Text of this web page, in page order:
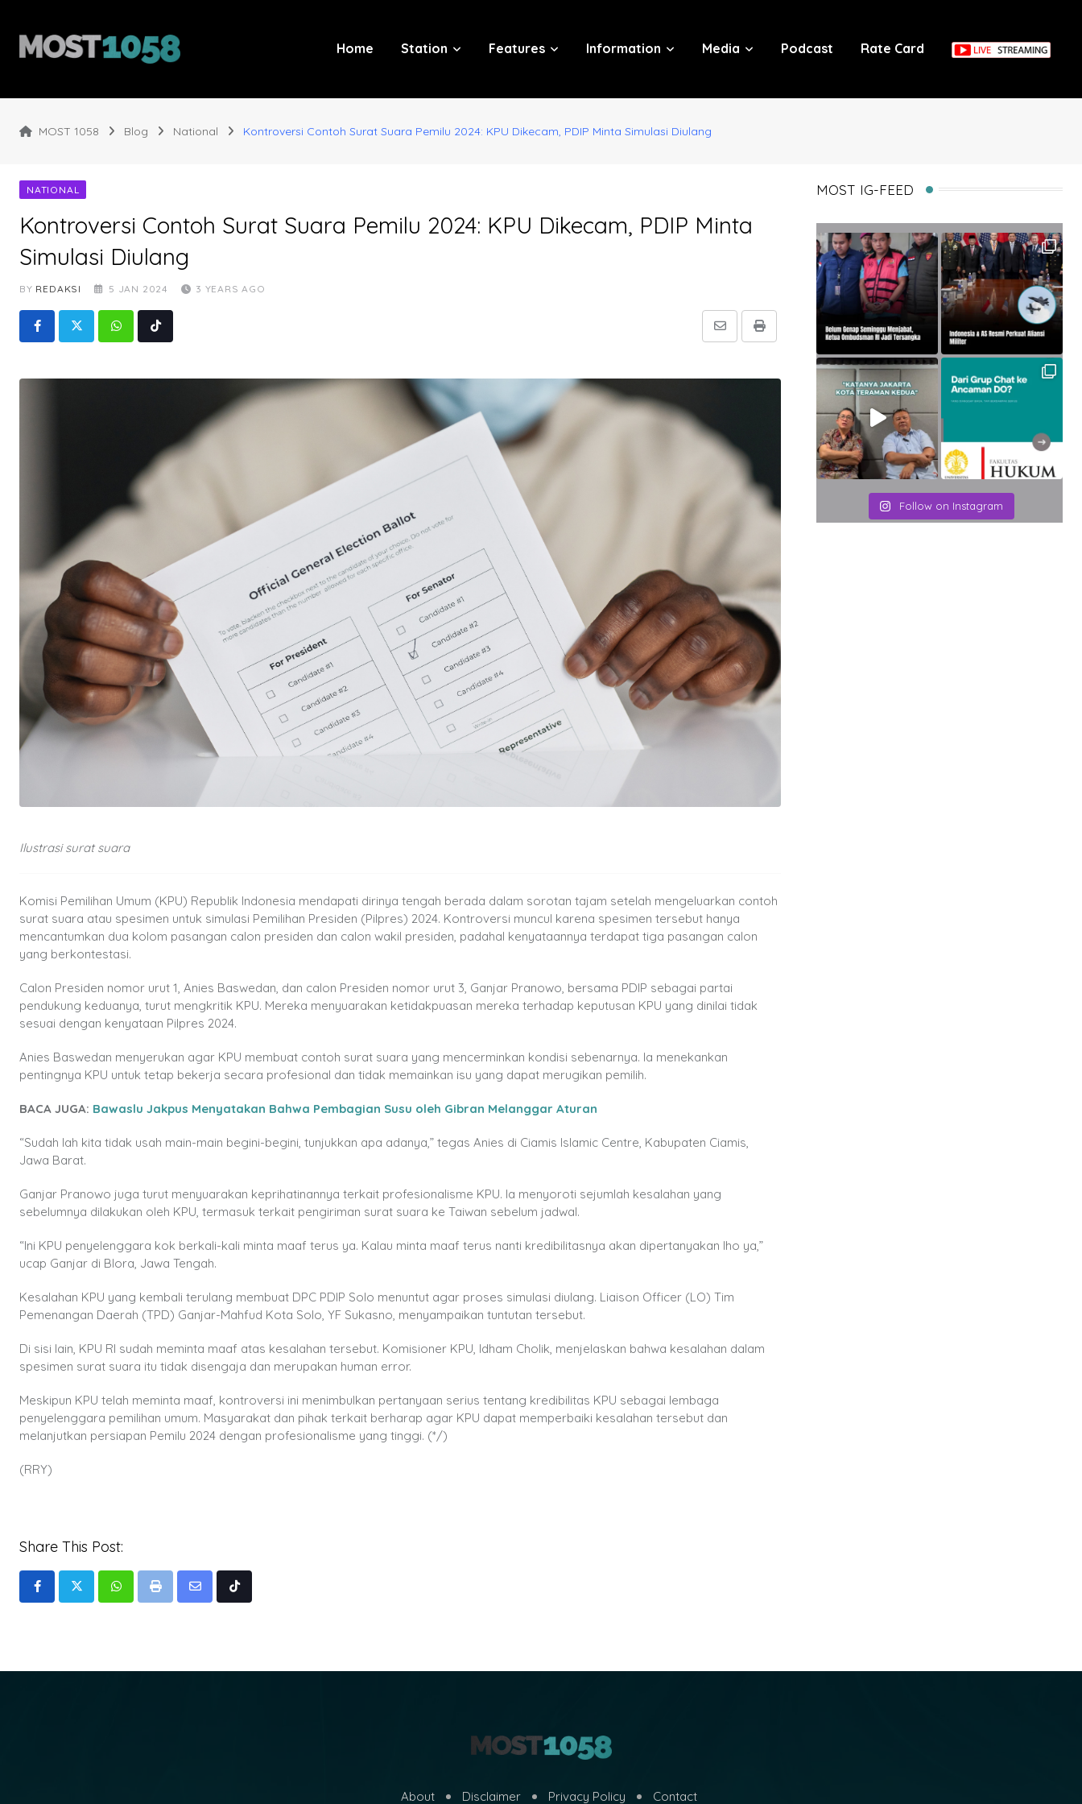
content
Home Station Features Information Media Podcast Rate Card
MOST 1058 Blog National Kontroversi Contoh Surat Suara Pemilu 2024: KPU Dikecam, PDIP Minta Simulasi Diulang
NATIONAL
Kontroversi Contoh Surat Suara Pemilu 2024: KPU Dikecam, PDIP Minta
Simulasi Diulang
BY REDAKSI 5 JAN 2024 3 YEARS AGO
Whatsapp Print
Share
Tiktok
Ilustrasi surat suara
Komisi Pemilihan Umum (KPU) Republik Indonesia mendapati dirinya tengah berada dalam sorotan tajam setelah mengeluarkan contoh
surat suara atau spesimen untuk simulasi Pemilihan Presiden (Pilpres) 2024. Kontroversi muncul karena spesimen tersebut hanya
mencantumkan dua kolom pasangan calon presiden dan calon wakil presiden, padahal kenyataannya terdapat tiga pasangan calon
yang berkontestasi.
Calon Presiden nomor urut 1, Anies Baswedan, dan calon Presiden nomor urut 3, Ganjar Pranowo, bersama PDIP sebagai partai
pendukung keduanya, turut mengkritik KPU. Mereka menyuarakan ketidakpuasan mereka terhadap keputusan KPU yang dinilai tidak
sesuai dengan kenyataan Pilpres 2024.
Anies Baswedan menyerukan agar KPU membuat contoh surat suara yang mencerminkan kondisi sebenarnya. Ia menekankan
pentingnya KPU untuk tetap bekerja secara profesional dan tidak memainkan isu yang dapat merugikan pemilih.
BACA JUGA: Bawaslu Jakpus Menyatakan Bahwa Pembagian Susu oleh Gibran Melanggar Aturan
“Sudah lah kita tidak usah main-main begini-begini, tunjukkan apa adanya,” tegas Anies di Ciamis Islamic Centre, Kabupaten Ciamis,
Jawa Barat.
Ganjar Pranowo juga turut menyuarakan keprihatinannya terkait profesionalisme KPU. Ia menyoroti sejumlah kesalahan yang
sebelumnya dilakukan oleh KPU, termasuk terkait pengiriman surat suara ke Taiwan sebelum jadwal.
“Ini KPU penyelenggara kok berkali-kali minta maaf terus ya. Kalau minta maaf terus nanti kredibilitasnya akan dipertanyakan lho ya,”
ucap Ganjar di Blora, Jawa Tengah.
Kesalahan KPU yang kembali terulang membuat DPC PDIP Solo menuntut agar proses simulasi diulang. Liaison Officer (LO) Tim
Pemenangan Daerah (TPD) Ganjar-Mahfud Kota Solo, YF Sukasno, menyampaikan tuntutan tersebut.
Di sisi lain, KPU RI sudah meminta maaf atas kesalahan tersebut. Komisioner KPU, Idham Cholik, menjelaskan bahwa kesalahan dalam
spesimen surat suara itu tidak disengaja dan merupakan human error.
Meskipun KPU telah meminta maaf, kontroversi ini menimbulkan pertanyaan serius tentang kredibilitas KPU sebagai lembaga
penyelenggara pemilihan umum. Masyarakat dan pihak terkait berharap agar KPU dapat memperbaiki kesalahan tersebut dan
melanjutkan persiapan Pemilu 2024 dengan profesionalisme yang tinggi. (*/)
(RRY)
Share This Post:
WhatsappPrint
Share
Tiktok
MOST IG-FEED
Follow on Instagram
About Disclaimer Privacy Policy Contact